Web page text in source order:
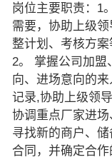
岗位主要职责：1
需要，协助上级
整计划、考核方案
2。 掌握公司加盟
向、进场意向的
记录,协助上级领
协调重点厂家进场
寻找新的商户、
合同，并确定合